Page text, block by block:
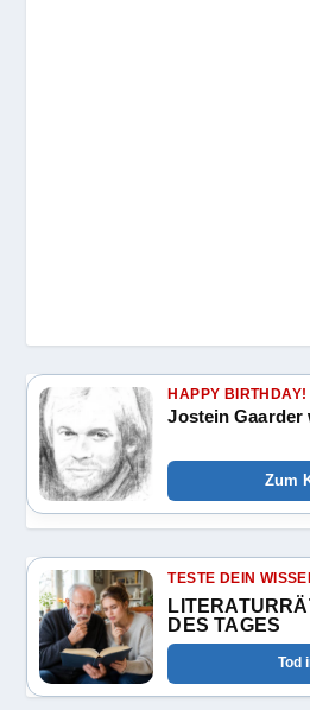
HAPPY BIRTHDAY!
Jostein Gaarder
Zum
TESTE DEIN
DES TAGES
Tod